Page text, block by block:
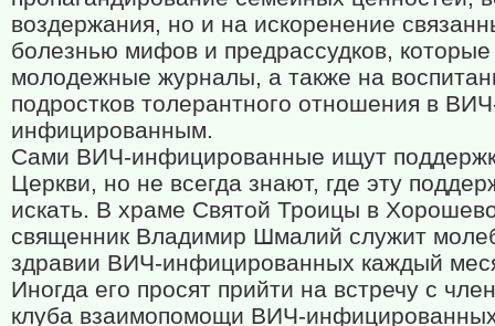
воздержания, но и на искоренение
болезнью мифов и предрассудков,
молодежные журналы, а также на
подростков толерантного отношения в
инфицированным.
Сами ВИЧ-инфицированные ищут
Церкви, но не всегда знают, где эту
искать. В храме Святой Троицы в
священник Владимир Шмалий служит
здравии ВИЧ-инфицированных каждый
Иногда его просят прийти на встречу с
клуба взаимопомощи ВИЧ-